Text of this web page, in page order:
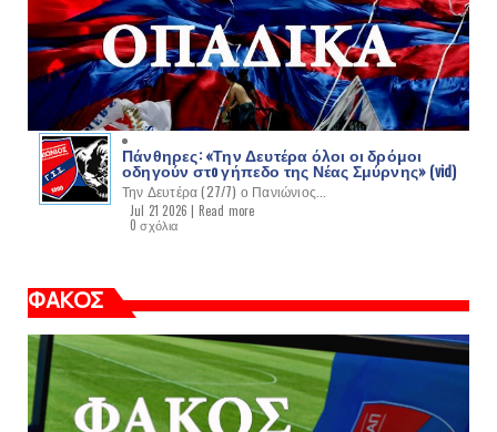
Πάνθηρες: «Την Δευτέρα όλοι οι δρόμοι
οδηγούν στo γήπεδο της Νέας Σμύρνης» (vid)
Την Δευτέρα (27/7) ο Πανιώνιος...
Jul 21 2026 | Read more
0 σχόλια
ΦΑΚΟΣ